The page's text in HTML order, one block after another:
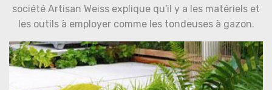
société Artisan Weiss explique qu'il y a les matériels et
les outils à employer comme les tondeuses à gazon.